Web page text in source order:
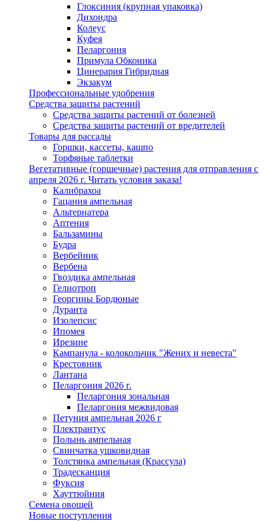
Глоксиния (крупная упаковка)
Дихондра
Колеус
Куфея
Пеларгония
Примула Обконика
Цинерария Гибридная
Экзакум
Профессиональные удобрения
Средства защиты растений
Средства защиты растений от болезней
Средства защиты растений от вредителей
Товары для рассады
Горшки, кассеты, кашпо
Торфяные таблетки
Вегетативные (горшечные) растения для отправления с
апреля 2026 г. Читать условия заказа!
Калибрахоа
Гацания ампельная
Альтернатера
Аптения
Бальзамины
Будра
Вербейник
Вербена
Гвоздика ампельная
Гелиотроп
Георгины Бордюные
Дуранта
Изолепсис
Ипомея
Ирезине
Кампанула - колокольчик "Жених и невеста"
Крестовник
Лантана
Пеларгония 2026 г.
Пеларгония зональная
Пеларгония межвидовая
Петуния ампельная 2026 г
Плектрантус
Полынь ампельная
Свинчатка ушковидная
Толстянка ампельная (Крассула)
Традесканция
Фуксия
Хауттюйния
Семена овощей
Новые поступления